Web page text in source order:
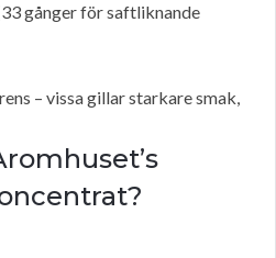
gånger för saftliknande
– vissa gillar starkare smak,